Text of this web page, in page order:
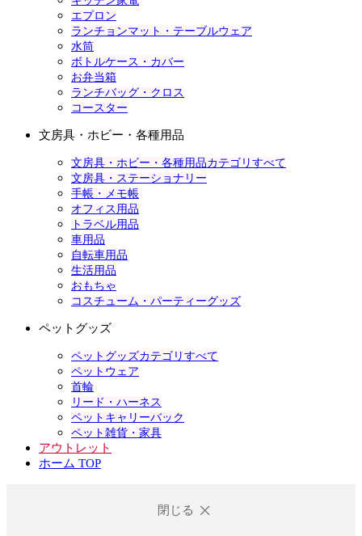
エプロン
ランチョンマット・テーブルウェア
水筒
ボトルケース・カバー
お弁当箱
ランチバッグ・クロス
コースター
文房具・ホビー・各種用品
文房具・ホビー・各種用品カテゴリすべて
文房具・ステーショナリー
手帳・メモ帳
オフィス用品
トラベル用品
車用品
自転車用品
生活用品
おもちゃ
コスチューム・パーティーグッズ
ペットグッズ
ペットグッズカテゴリすべて
ペットウェア
首輪
リード・ハーネス
ペットキャリーバック
ペット雑貨・家具
アウトレット
ホーム TOP
閉じる